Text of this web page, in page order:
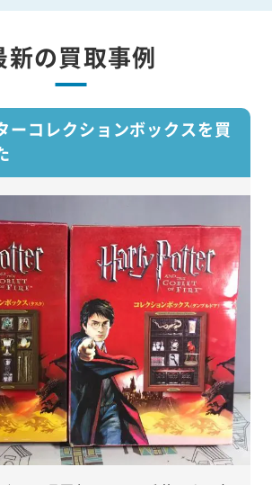
新の買取事例
ーコレクションボックスを買